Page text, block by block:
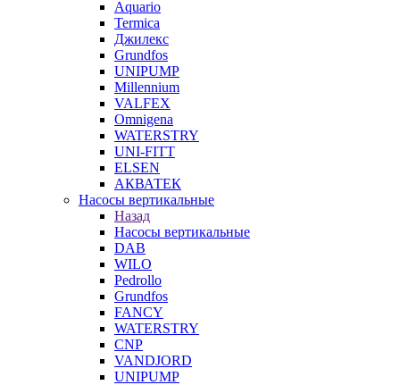
Aquario
Termica
Джилекс
Grundfos
UNIPUMP
Millennium
VALFEX
Omnigena
WATERSTRY
UNI-FITT
ELSEN
АКВАТЕК
Насосы вертикальные
Назад
Насосы вертикальные
DAB
WILO
Pedrollo
Grundfos
FANCY
WATERSTRY
CNP
VANDJORD
UNIPUMP